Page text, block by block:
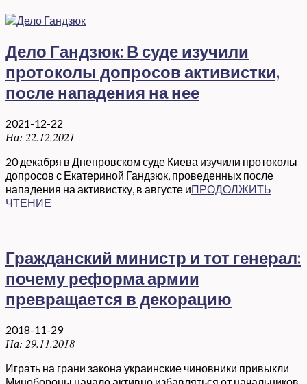
Дело Гандзюк: В суде изучили
протоколы допросов активистки,
после нападения на нее
2021-12-22
На: 22.12.2021
20 декабря в Днепровском суде Киева изучили протоколы
допросов с Екатериной Гандзюк, проведенных после
нападения на активистку, в августе иПРОДОЛЖИТЬ
ЧТЕНИЕ
Гражданский министр и тот генерал:
почему реформа армии
превращается в декорацию
2018-11-29
На: 29.11.2018
Играть на грани закона украинские чиновники привыкли